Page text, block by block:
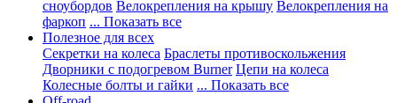
сноубордов Велокрепления на крышу Велокрепления на
фаркоп ... Показать все
Полезное для всех
Секретки на колеса Браслеты противоскольжения
Дворники с подогревом Burner Цепи на колеса
Колесные болты и гайки ... Показать все